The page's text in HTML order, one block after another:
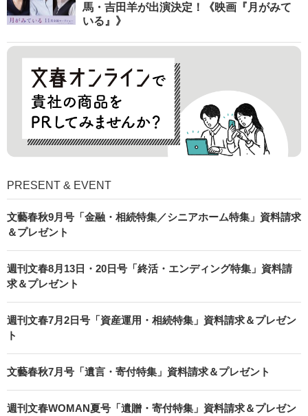
馬・吉田羊が出演決定！《映画『月がみて
いる』》
PRESENT & EVENT
文藝春秋9月号「金融・相続特集／シニアホーム特集」資料請求
＆プレゼント
週刊文春8月13日・20日号「終活・エンディング特集」資料請
求＆プレゼント
週刊文春7月2日号「資産運用・相続特集」資料請求＆プレゼン
ト
文藝春秋7月号「遺言・寄付特集」資料請求＆プレゼント
週刊文春WOMAN夏号「遺贈・寄付特集」資料請求＆プレゼン